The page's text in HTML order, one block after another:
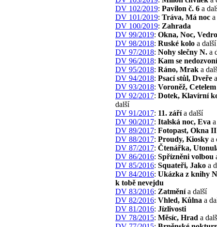
DV 102/2019: Pavilon č. 6 a
DV 101/2019: Tráva, Má noc
DV 100/2019: Zahrada
DV 99/2019: Okna, Noc, Vedro
DV 98/2018: Ruské kolo a další
DV 97/2018: Nohy slečny N. a
DV 96/2018: Kam se
DV 95/2018: Ráno, Mrak a
DV 94/2018: Psací stůl, Dveře
DV 93/2018: Voroněž, Cetelem
DV 92/2017: Dotek, Klavírní
další
DV 91/2017: 11. zářía další
DV 90/2017: Italská noc, Eva
DV 89/2017: Fotopast, Okna II
DV 88/2017: Proudy, Kiosky a
DV 87/2017: Čtenářka,
DV 86/2016: Spřízněni volbou
DV 85/2016: Squateři, Jako a
DV 84/2016: Ukázka z knihy
k tobě nevejdu
DV 83/2016: Zatměnía další
DV 82/2016: Vhled, Kůlna a
DV 81/2016: Jízlivosti
DV 78/2015: Měsíc, Hrad a